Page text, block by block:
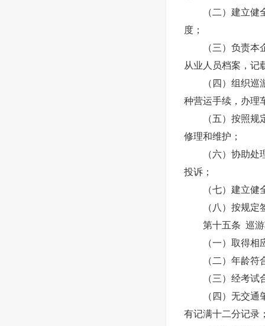
（二）建立健全
度；
（三）负责本企
从业人员档案，记
（四）组织巡游
种营运手续，办理
（五）按照规定
修理和维护；
（六）协助处理
投诉；
（七）建立健全
（八）按规定签
第十五条 巡游
（一）取得相应
（二）年龄符
（三）经考试合
（四）无交通肇
有记满十二分记录